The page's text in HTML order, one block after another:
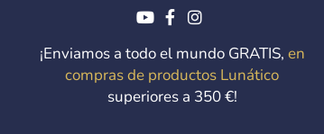
¡Enviamos a todo el mundo GRATIS, en
compras de productos Lunático
superiores a 350 €!